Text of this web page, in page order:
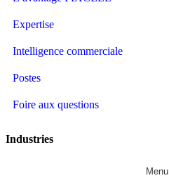
Expertise
Intelligence commerciale
Postes
Foire aux questions
Industries
Menu